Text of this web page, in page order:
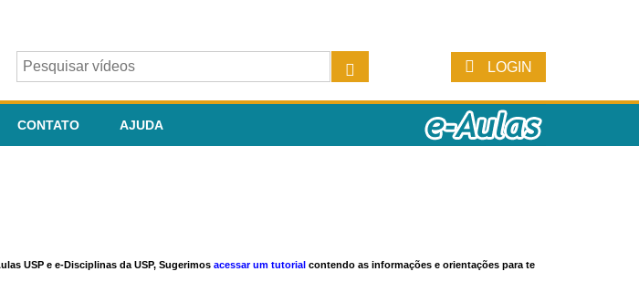
LOGIN
CONTATO AJUDA
USP e e-Disciplinas da USP, Sugerimos acessar um tutorial contendo as informações e orientações para te